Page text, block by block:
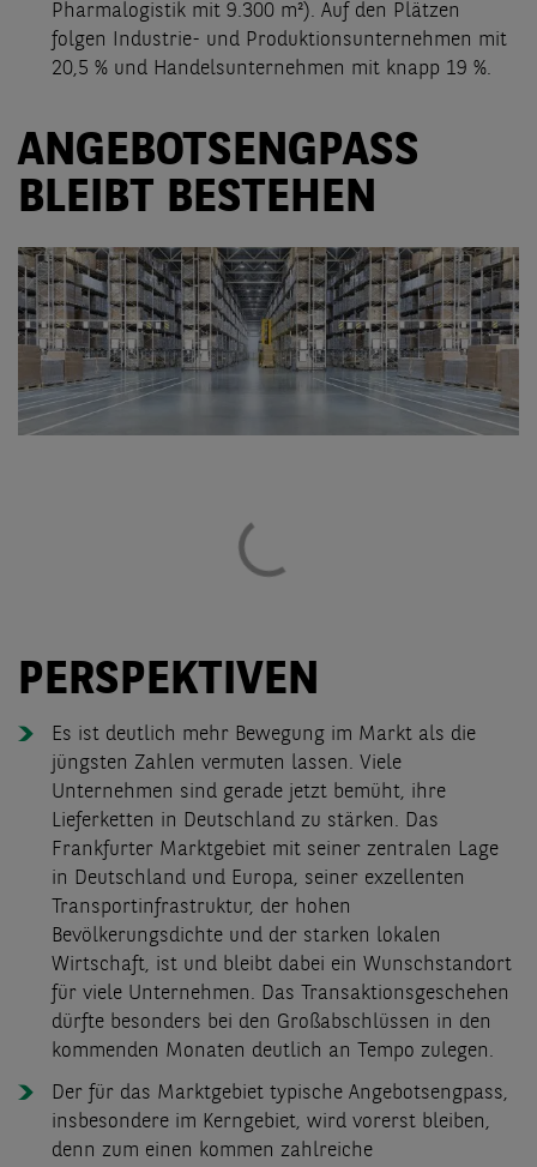
Pharmalogistik mit 9.300 m²). Auf den Plätzen
folgen Industrie- und Produktionsunternehmen mit
20,5 % und Handelsunternehmen mit knapp 19 %.
ANGEBOTSENGPASS
BLEIBT BESTEHEN
PERSPEKTIVEN
Es ist deutlich mehr Bewegung im Markt als die
jüngsten Zahlen vermuten lassen. Viele
Unternehmen sind gerade jetzt bemüht, ihre
Lieferketten in Deutschland zu stärken. Das
Frankfurter Marktgebiet mit seiner zentralen Lage
in Deutschland und Europa, seiner exzellenten
Transportinfrastruktur, der hohen
Bevölkerungsdichte und der starken lokalen
Wirtschaft, ist und bleibt dabei ein Wunschstandort
für viele Unternehmen. Das Transaktionsgeschehen
dürfte besonders bei den Großabschlüssen in den
kommenden Monaten deutlich an Tempo zulegen.
Der für das Marktgebiet typische Angebotsengpass,
insbesondere im Kerngebiet, wird vorerst bleiben,
denn zum einen kommen zahlreiche